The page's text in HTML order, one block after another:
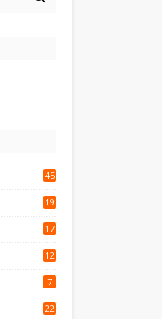
45
19
17
12
7
22